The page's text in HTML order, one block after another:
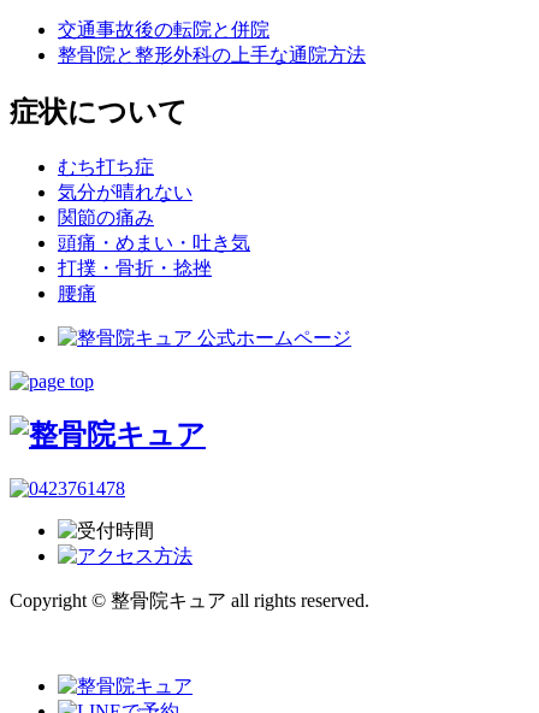
交通事故後の転院と併院
整骨院と整形外科の上手な通院方法
症状について
むち打ち症
気分が晴れない
関節の痛み
頭痛・めまい・吐き気
打撲・骨折・捻挫
腰痛
Copyright © 整骨院キュア all rights reserved.